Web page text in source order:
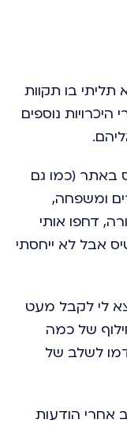
בו תקוות
נוספים
באתר (כמו גם
ומשפחה,
דחפו אותי
אבל לא ייחסתי
לי לקבל מעט
של כמה
לשלב של
אחרי הודעות